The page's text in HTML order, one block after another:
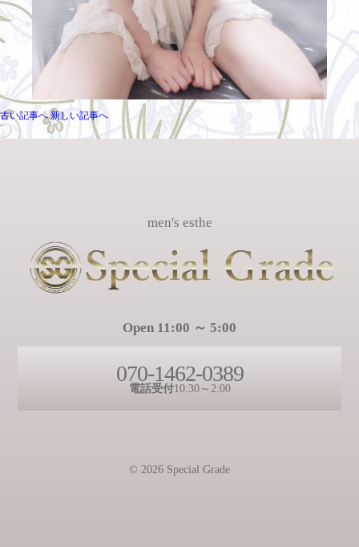
古い記事へ 新しい記事へ
men's esthe
Open 11:00 ～ 5:00
070-1462-0389
電話受付10:30～2:00
© 2026 Special Grade